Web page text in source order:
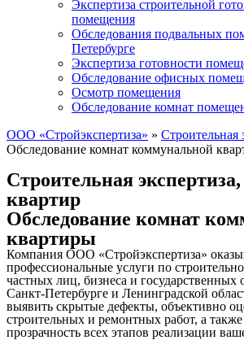
Экспертиза строительной
помещения
Обследования подвальных
Петербурге
Экспертиза готовности
Обследование офисных
Осмотр помещения
Обследование комнат
ООО «Стройэкспертиза» » Строительная
Обследование комнат коммунальной
Строительная экспертиза,
квартир
Обследование комнат
квартиры
Компания ООО «Стройэкспертиза»
профессиональные услуги по
частных лиц, бизнеса и государственных
Санкт-Петербурге и Ленинградской
выявить скрытые дефекты, объективно
строительных и ремонтных работ, а
прозрачность всех этапов реализации